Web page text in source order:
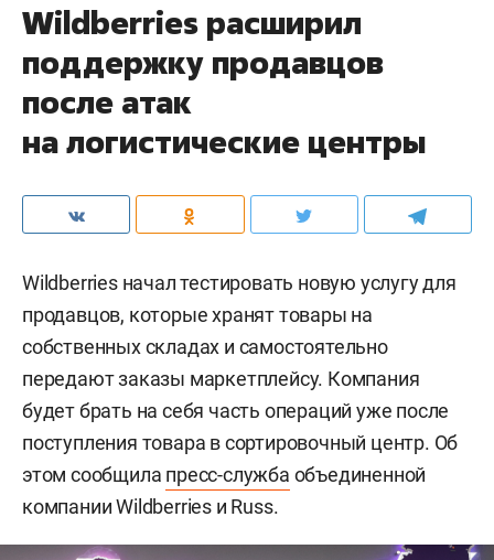
Wildberries расширил
поддержку продавцов
после атак
на логистические центры
Wildberries начал тестировать новую услугу для
продавцов, которые хранят товары на
собственных складах и самостоятельно
передают заказы маркетплейсу. Компания
будет брать на себя часть операций уже после
поступления товара в сортировочный центр. Об
этом сообщила пресс-служба объединенной
компании Wildberries и Russ.